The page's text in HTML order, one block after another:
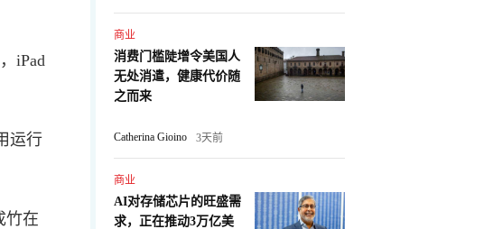
iPad
运行
竹在
商业
消费门槛陡增令美国人
无处消遣，健康代价随
之而来
Catherina Gioino 3天前
商业
AI对存储芯片的旺盛需
求，正在推动3万亿美